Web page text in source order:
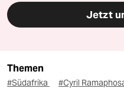
Jetzt
Themen
#Südafrika #Cyril